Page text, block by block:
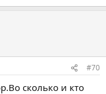
#70
сколько и кто